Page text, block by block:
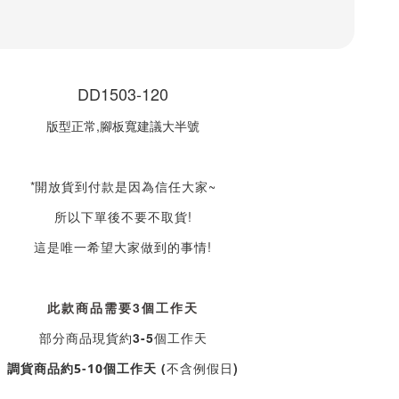
DD1503-120
版型正常,腳板寬建議大半號
*開放貨到付款是因為信任大家~
所以下單後不要不取貨!
這是唯一希望大家做到的事情!
此款商品需要3個工作天
部分商品現貨約3-5個工作天
調貨商品約5-10個工作天 (不含例假日)